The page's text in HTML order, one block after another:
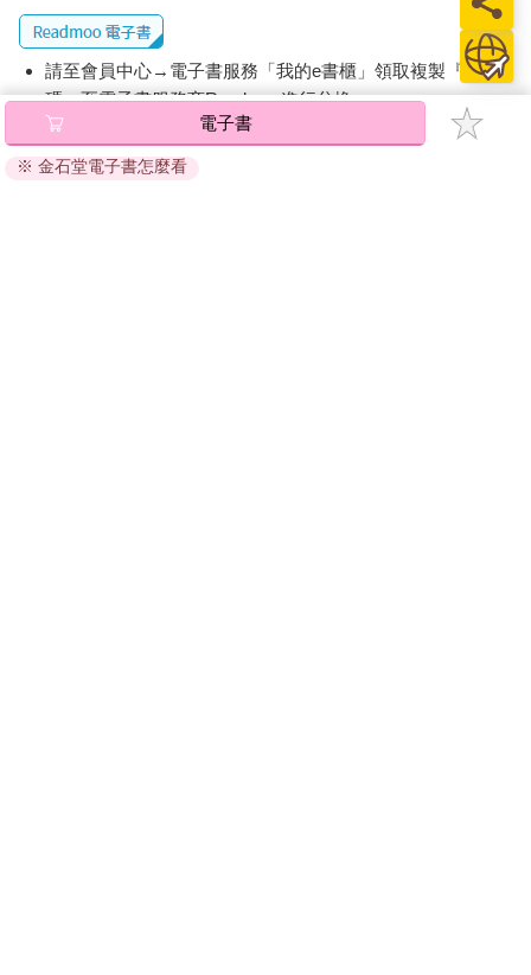
請至會員中心→電子書服務「我的e書櫃」領取複製『兌換
碼』至電子書服務商Readmoo進行兌換。
退換貨須知：
因版權保護，您在金石堂所購買的電子書僅能以金石堂專屬
電子書
※ 金石堂電子書怎麼看